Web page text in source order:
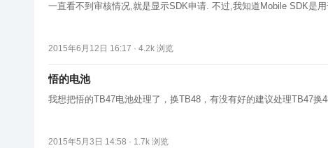
一直看不到审核情况,就是显示SDK申请. 不过,我知道Mobile SDK是
2015年6月12日 16:17 · 4.2k 浏览
悟的电池
我想把悟的TB47电池处理了，换TB48，有没有好的建议处理TB47换
2015年5月3日 14:58 · 1.7k 浏览